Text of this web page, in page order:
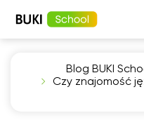
Matematyka
Blog BUKI
Czy znajomość